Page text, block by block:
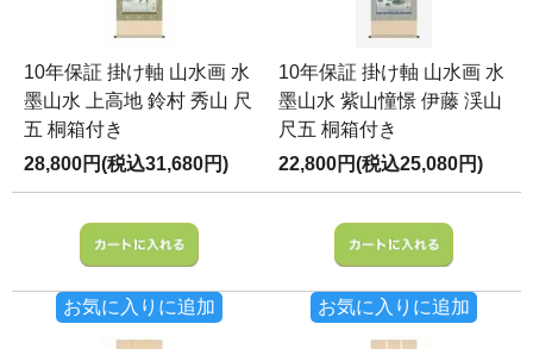
10年保証 掛け軸 山水画 水
墨山水 上高地 鈴村 秀山 尺
五 桐箱付き
28,800円(税込31,680円)
お気に入りに追加
10年保証 掛け軸 山水画 水
墨山水 紫山憧憬 伊藤 渓山
尺五 桐箱付き
22,800円(税込25,080円)
お気に入りに追加